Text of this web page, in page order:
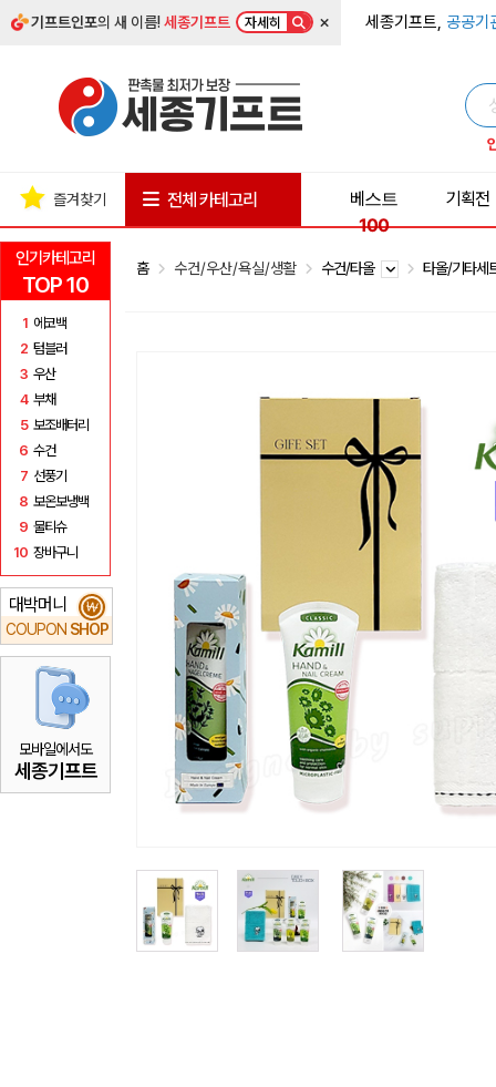
기프트인포의 새 이름!세종기프트 자세히 × 세종기프트, 공공기
인기카테고리
TOP 10
1 에코백
2 텀블러
3 우산
4 부채
5 보조배터리
6 수건
7 선풍기
8 보온보냉백
9 물티슈
10 장바구니
대박머니
COUPON SHOP
₩
모바일에서도
세종기프트
즐겨찾기 전체 카테고리
베스트
100
기획전
홈 수건/우산/욕실/생활 수건/타올 타올/기타